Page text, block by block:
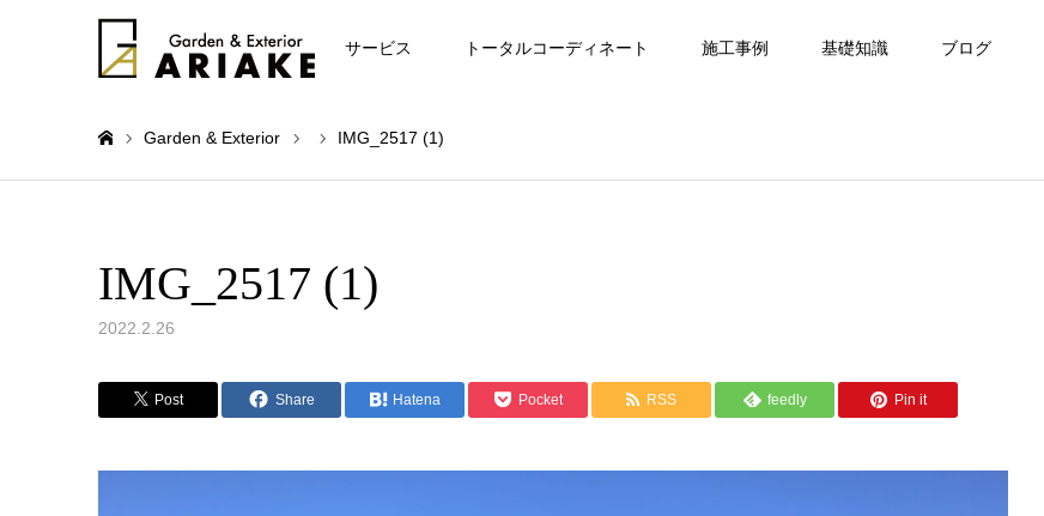
お知らせ サービス トータルコーディネート 施工事例 基礎知識 ブログ
Garden & Exterior IMG_2517 (1)
IMG_2517 (1)
2022.2.26
Post Share Hatena Pocket RSS feedly Pin it